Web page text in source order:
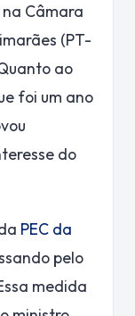
Câmara
(PT-
ao
foi um ano
do
PEC da
pelo
medida